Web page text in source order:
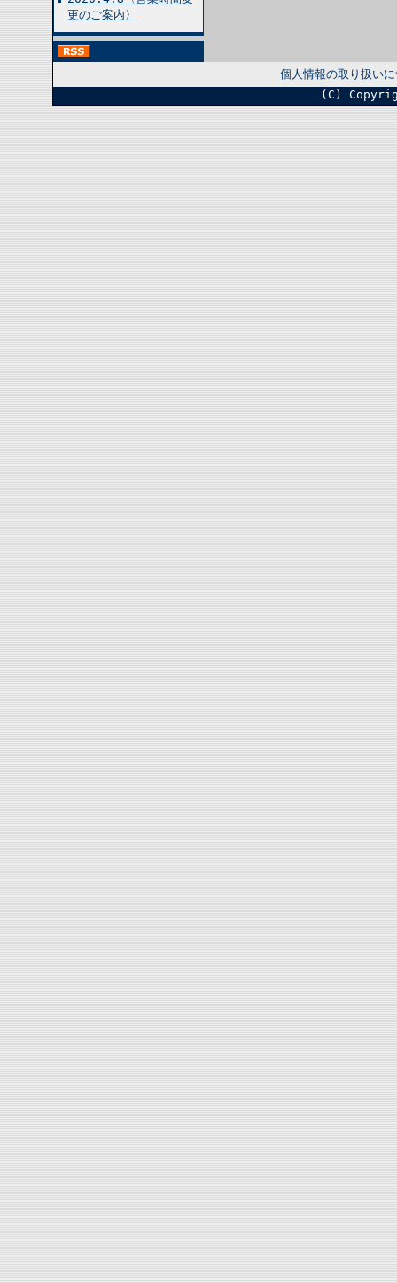
更のご案内〉
個人情報の取り扱い
(C)